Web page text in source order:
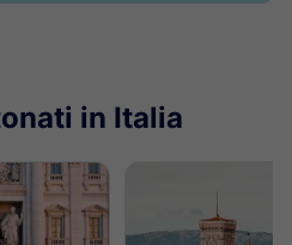
in Italia